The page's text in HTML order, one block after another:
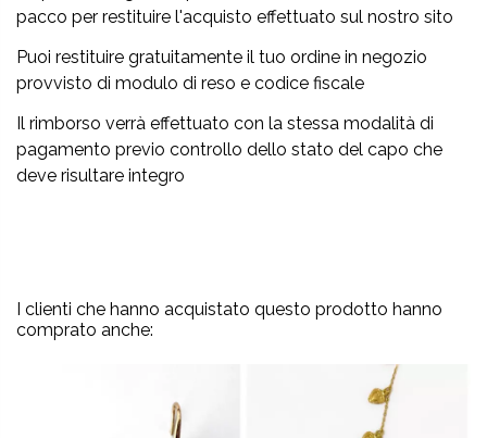
pacco per restituire l'acquisto effettuato sul nostro sito
Puoi restituire gratuitamente il tuo ordine in negozio
provvisto di modulo di reso e codice fiscale
Il rimborso verrà effettuato con la stessa modalità di
pagamento previo controllo dello stato del capo che
deve risultare integro
I clienti che hanno acquistato questo prodotto hanno
comprato anche: